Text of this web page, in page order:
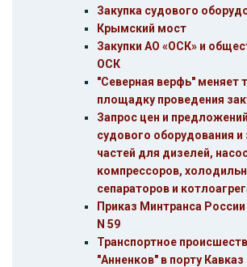
Закупка судового
Крымский мост
Закупки АО «ОСК» и
ОСК
"Северная верфь" меняет
площадку проведения
Запрос цен и
судового оборудования и
частей для дизелей,
компрессоров,
сепараторов и
Приказ Минтранса
N 59
Транспортное
"Анненков" в порту Кавказ